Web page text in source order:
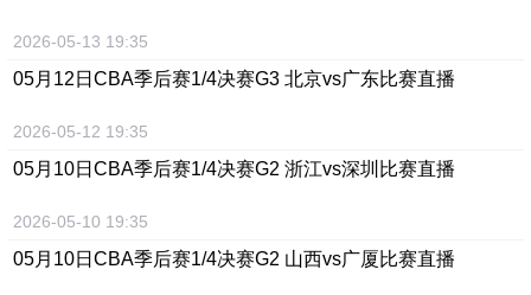
2026-05-13 19:35
05月12日 CBA季后赛1/4决赛G3 北京vs广东比赛直播
2026-05-12 19:35
05月10日 CBA季后赛1/4决赛G2 浙江vs深圳 比赛直播
2026-05-10 19:35
05月10日 CBA季后赛1/4决赛G2 山西vs广厦比赛直播